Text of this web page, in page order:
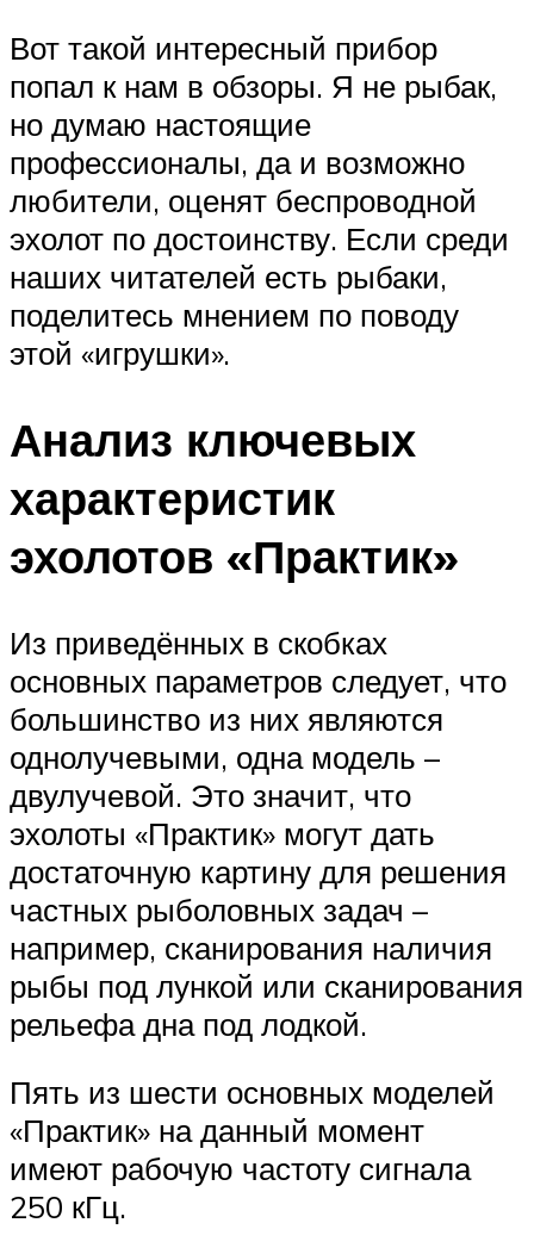
Вот такой интересный прибор
попал к нам в обзоры. Я не рыбак,
но думаю настоящие
профессионалы, да и возможно
любители, оценят беспроводной
эхолот по достоинству. Если среди
наших читателей есть рыбаки,
поделитесь мнением по поводу
этой «игрушки».
Анализ ключевых
характеристик
эхолотов «Практик»
Из приведённых в скобках
основных параметров следует, что
большинство из них являются
однолучевыми, одна модель –
двулучевой. Это значит, что
эхолоты «Практик» могут дать
достаточную картину для решения
частных рыболовных задач –
например, сканирования наличия
рыбы под лункой или сканирования
рельефа дна под лодкой.
Пять из шести основных моделей
«Практик» на данный момент
имеют рабочую частоту сигнала
250 кГц.